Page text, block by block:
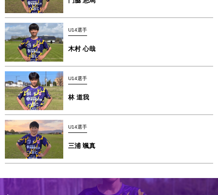
U14選手
木村 心哉
U14選手
林 道我
U14選手
三浦 颯真